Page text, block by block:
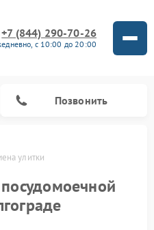
+7 (844) 290-70-26
с 10:00 до 20:00
Позвонить
улитки